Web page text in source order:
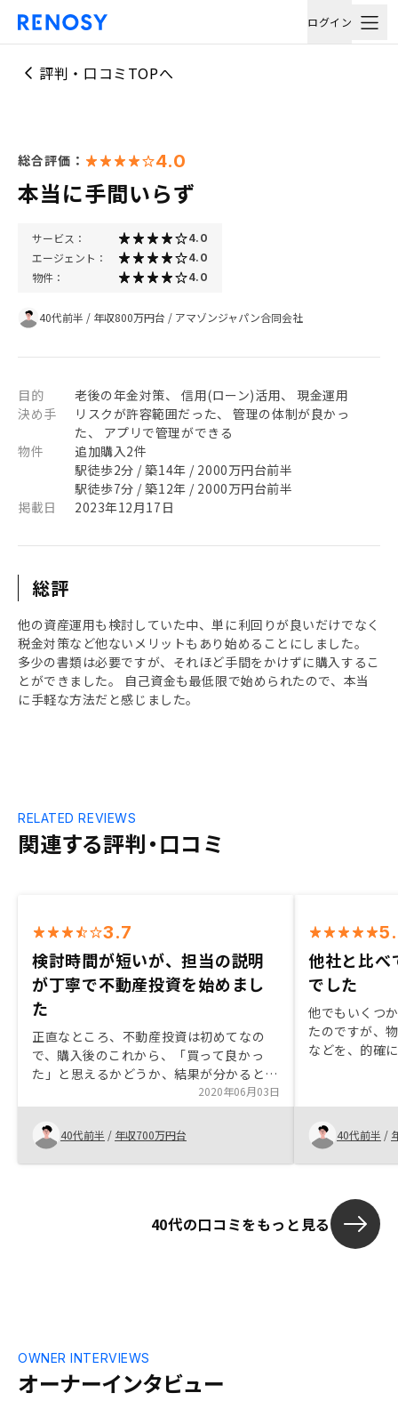
ログイン
評判・口コミTOPへ
総合評価： 4.0
本当に手間いらず
サービス： 4.0
エージェント： 4.0
物件： 4.0
40代前半 / 年収800万円台 / アマゾンジャパン合同会社
目的
老後の年金対策、 信用(ローン)活用、 現金運用
決め手
リスクが許容範囲だった、 管理の体制が良かっ
た、 アプリで管理ができる
物件
追加購入2件
駅徒歩2分 / 築14年 / 2000万円台前半
駅徒歩7分 / 築12年 / 2000万円台前半
掲載日
2023年12月17日
総評
他の資産運用も検討していた中、単に利回りが良いだけでなく
税金対策など他ないメリットもあり始めることにしました。
多少の書類は必要ですが、それほど手間をかけずに購入するこ
とができました。 自己資金も最低限で始められたので、本当
に手軽な方法だと感じました。
関連する評判・口コミ
RELATED REVIEWS
3.7
検討時間が短いが、担当の説明
が丁寧で不動産投資を始めまし
た
正直なところ、不動産投資は初めてなの
で、購入後のこれから、「買って良かっ
た」と思えるかどうか、結果が分かると思
います。説明を聞く限り、考え得るリスク
を考慮しても賢明な選択かな、と感じまし
た。担当の方の確信に満ちた雰囲気や熱意
は、「この方のセールスを信じてみよう。
これからも頼ってみたい。」と思わせるも
す。決めてから、後になって疑問点が複数
いのかもしれませんし、初心者の私には分
かりません。今後、担当の方にいつでも相
談にのっていただける環境が維持されれ
2020年06月03日
40代前半 / 年収700万円台
他社と比べ
でした
他でもいくつ
たのですが、
などを、的確
なると倍率が
と物件を見て
40代前半 /
40代の口コミをもっと見る
オーナーインタビュー
OWNER INTERVIEWS